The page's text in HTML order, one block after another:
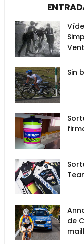
Sin
de